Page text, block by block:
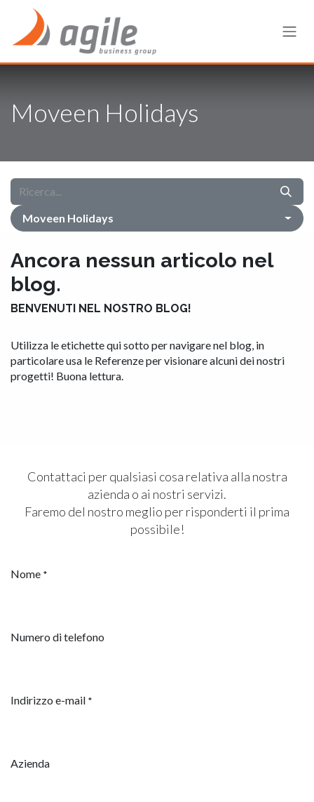
Passa al contenuto
Moveen Holidays
Moveen Holidays
Ancora nessun articolo nel
blog.
BENVENUTI NEL NOSTRO BLOG!
Utilizza le etichette qui sotto per navigare nel blog, in
particolare usa le Referenze per visionare alcuni dei nostri
progetti! Buona lettura.
Contattaci per qualsiasi cosa relativa alla nostra
azienda o ai nostri servizi.
Faremo del nostro meglio per risponderti il prima
possibile!
Nome *
Numero di telefono
Indirizzo e-mail *
Azienda